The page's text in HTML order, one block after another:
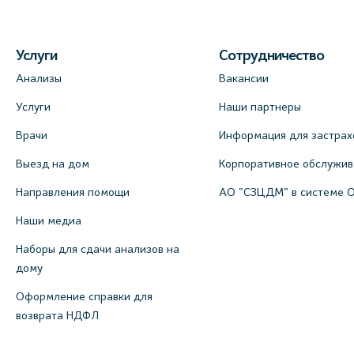
Услуги
Анализы
Услуги
Врачи
Выезд на дом
Направления помощи
Наши медиа
Наборы для сдачи анализов на
дому
Оформление справки для
возврата НДФЛ
Сотрудничество
Вакансии
Наши партнеры
Информация для
Корпоративное
АО "СЗЦДМ" в системе